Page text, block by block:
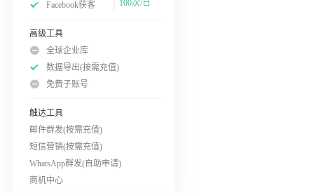
Facebook获客 100次/日
高级工具
全球企业库
数据导出(按需充值)
免费子账号
触达工具
邮件群发(按需充值)
短信营销(按需充值)
WhatsApp群发(自助申请)
商机中心